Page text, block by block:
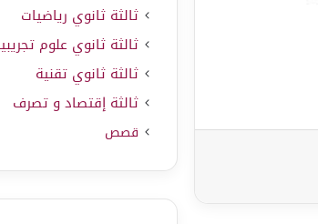
ثالثة ثانوي رياضيات
ثالثة ثانوي علوم
ثالثة ثانوي تقنية
ثالثة إقتصاد و تصرف
قصص